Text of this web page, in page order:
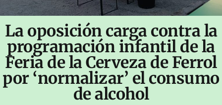
La oposición carga contra la
programación infantil de la
Feria de la Cerveza de Ferrol
por ‘normalizar’ el consumo
de alcohol